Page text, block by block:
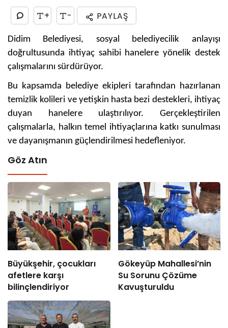
+ - PAYLAŞ
Didim Belediyesi, sosyal belediyecilik anlayışı
doğrultusunda ihtiyaç sahibi hanelere yönelik destek
çalışmalarını sürdürüyor.
Bu kapsamda belediye ekipleri tarafından hazırlanan
temizlik kolileri ve yetişkin hasta bezi destekleri, ihtiyaç
duyan hanelere ulaştırılıyor. Gerçekleştirilen
çalışmalarla, halkın temel ihtiyaçlarına katkı sunulması
ve dayanışmanın güçlendirilmesi hedefleniyor.
Göz Atın
Büyükşehir, çocukları
afetlere karşı
bilinçlendiriyor
Gökeyüp Mahallesi’nin
Su Sorunu Çözüme
Kavuşturuldu